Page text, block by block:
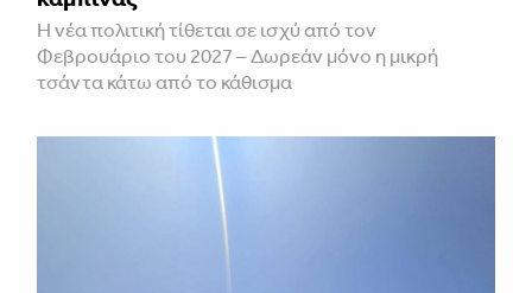
Η νέα πολιτική τίθεται σε ισχύ από τον
Φεβρουάριο του 2027 – Δωρεάν μόνο η μικρή
τσάντα κάτω από το κάθισμα